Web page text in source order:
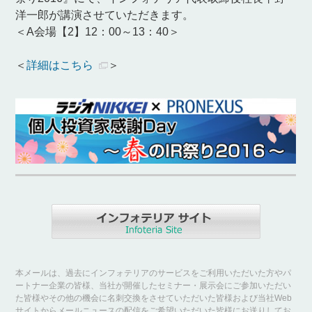
洋一郎が講演させていただきます。
＜A会場【2】12：00～13：40＞
＜詳細はこちら ＞
本メールは、過去にインフォテリアのサービスをご利用いただいた方やパ
ートナー企業の皆様、当社が開催したセミナー・展示会にご参加いただい
た皆様やその他の機会に名刺交換をさせていただいた皆様および当社Web